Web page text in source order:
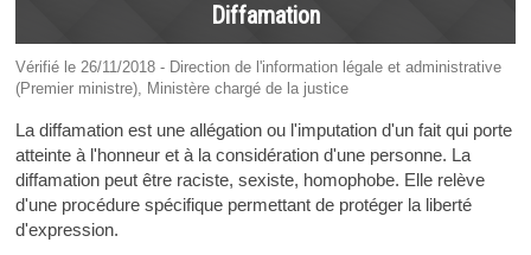
Diffamation
Vérifié le 26/11/2018 - Direction de l'information légale et administrative
(Premier ministre), Ministère chargé de la justice
La diffamation est une allégation ou l'imputation d'un fait qui porte
atteinte à l'honneur et à la considération d'une personne. La
diffamation peut être raciste, sexiste, homophobe. Elle relève
d'une procédure spécifique permettant de protéger la liberté
d'expression.